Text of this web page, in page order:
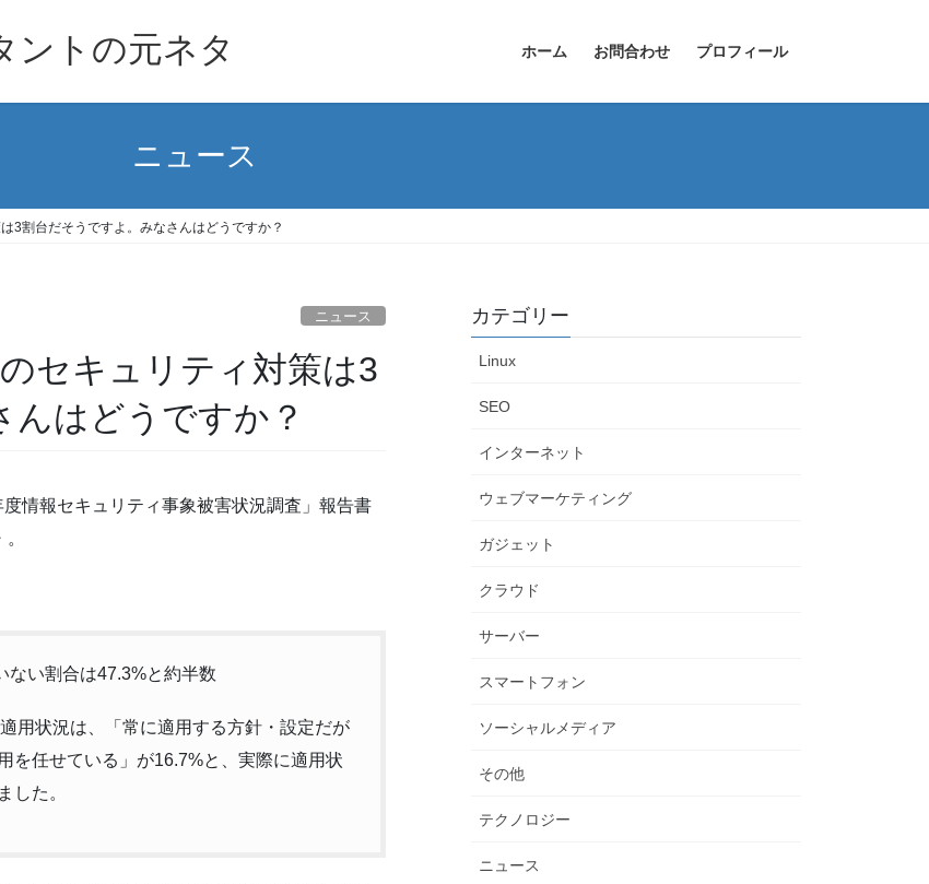
ントの元ネタ ホーム お問合わせ プロフィール
ニュース
3割台だそうですよ。みなさんはどうですか？
ニュース
セキュリティ対策は3
はどうですか？
情報セキュリティ事象被害状況調査」報告書
ない割合は47.3%と約半数
用状況は、「常に適用する方針・設定だが
を任せている」が16.7%と、実際に適用状
した。
カテゴリー
Linux
SEO
インターネット
ウェブマーケティング
ガジェット
クラウド
サーバー
スマートフォン
ソーシャルメディア
その他
テクノロジー
ニュース